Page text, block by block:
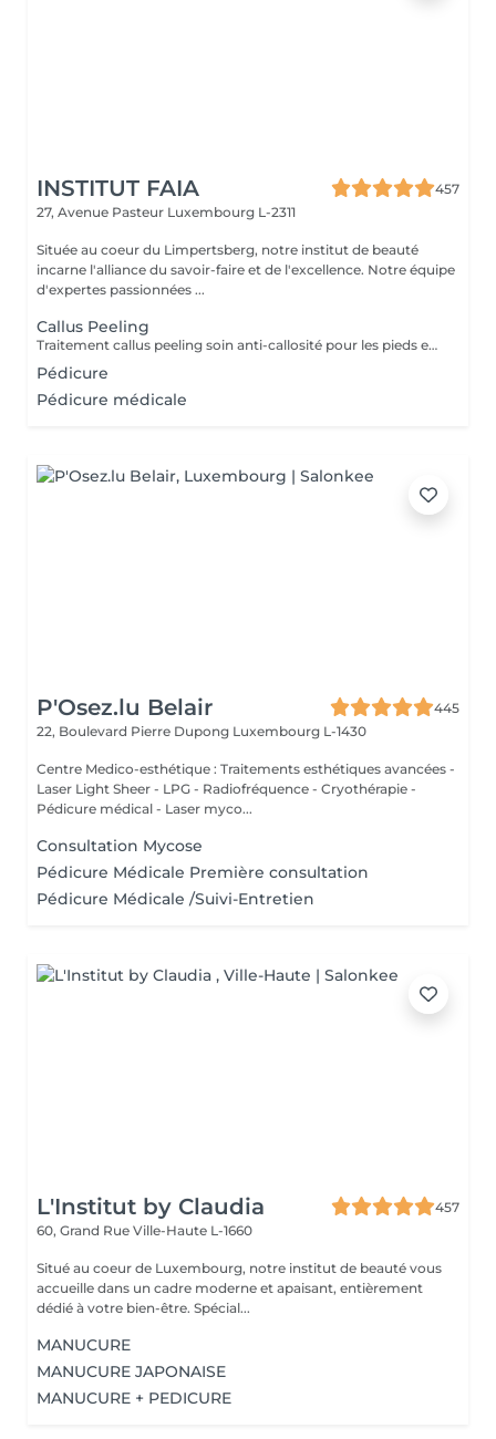
INSTITUT FAIA
457
27, Avenue Pasteur Luxembourg L-2311
Située au coeur du Limpertsberg, notre institut de beauté
incarne l'alliance du savoir-faire et de l'excellence. Notre équipe
d'expertes passionnées ...
Callus Peeling
Traitement callus peeling soin anti-callosité pour les pieds en seulement 15 minutes CALLUSPEELING permet d'éliminer facilement, sans lames ni cutters, les callosités et les fissures, donnant aux pieds une incroyable douceur et une sensation infinie de légèreté.
Pédicure
Pédicure médicale
P'Osez.lu Belair
445
22, Boulevard Pierre Dupong Luxembourg L-1430
Centre Medico-esthétique : Traitements esthétiques avancées -
Laser Light Sheer - LPG - Radiofréquence - Cryothérapie -
Pédicure médical - Laser myco...
Consultation Mycose
Pédicure Médicale Première consultation
Pédicure Médicale /Suivi-Entretien
L'Institut by Claudia
457
60, Grand Rue Ville-Haute L-1660
Situé au coeur de Luxembourg, notre institut de beauté vous
accueille dans un cadre moderne et apaisant, entièrement
dédié à votre bien-être. Spécial...
MANUCURE
MANUCURE JAPONAISE
MANUCURE + PEDICURE